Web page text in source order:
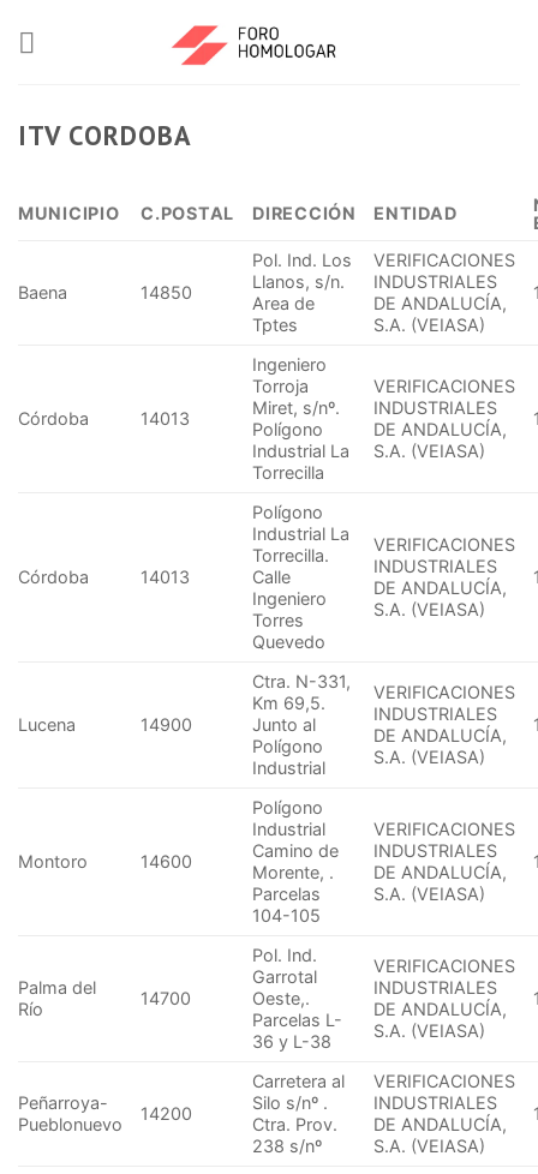
ITV CORDOBA
MUNICIPIO C.POSTAL DIRECCIÓN ENTIDAD
Baena 14850
Pol. Ind. Los
Llanos, s/n.
Area de
Tptes
VERIFICACIONES
INDUSTRIALES
DE ANDALUCÍA,
S.A. (VEIASA)
Córdoba 14013
Ingeniero
Torroja
Miret, s/nº.
Polígono
Industrial La
Torrecilla
VERIFICACIONES
INDUSTRIALES
DE ANDALUCÍA,
S.A. (VEIASA)
Córdoba 14013
Polígono
Industrial La
Torrecilla.
Calle
Ingeniero
Torres
Quevedo
VERIFICACIONES
INDUSTRIALES
DE ANDALUCÍA,
S.A. (VEIASA)
Lucena 14900
Ctra. N-331,
Km 69,5.
Junto al
Polígono
Industrial
VERIFICACIONES
INDUSTRIALES
DE ANDALUCÍA,
S.A. (VEIASA)
Montoro 14600
Polígono
Industrial
Camino de
Morente, .
Parcelas
104-105
VERIFICACIONES
INDUSTRIALES
DE ANDALUCÍA,
S.A. (VEIASA)
Palma del
Río
14700
Pol. Ind.
Garrotal
Oeste,.
Parcelas L-
36 y L-38
VERIFICACIONES
INDUSTRIALES
DE ANDALUCÍA,
S.A. (VEIASA)
Peñarroya-
Pueblonuevo
14200
Carretera al
Silo s/nº .
Ctra. Prov.
238 s/nº
VERIFICACIONES
INDUSTRIALES
DE ANDALUCÍA,
S.A. (VEIASA)